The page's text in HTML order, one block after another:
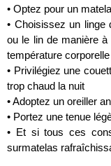
• Optez pour un
• Choisissez un linge
ou le lin de manière
température corporelle
• Privilégiez une
trop chaud la nuit
• Adoptez un oreiller
• Portez une tenue
• Et si tous ces
surmatelas